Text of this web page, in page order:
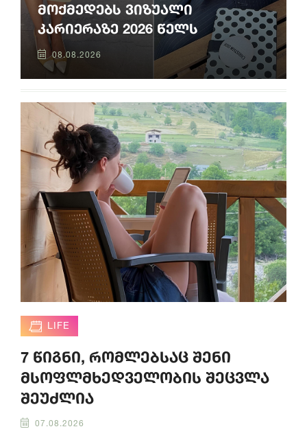
მოქმედებს ვიზუალი
კარიერაზე 2026 წელს
08.08.2026
LIFE
7 წიგნი, რომლებსაც შენი
მსოფლმხედველობის შეცვლა
შეუძლია
07.08.2026